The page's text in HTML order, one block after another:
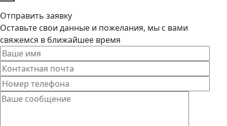
Отправить заявку
Оставьте свои данные и пожелания, мы с вами
свяжемся в ближайшее время